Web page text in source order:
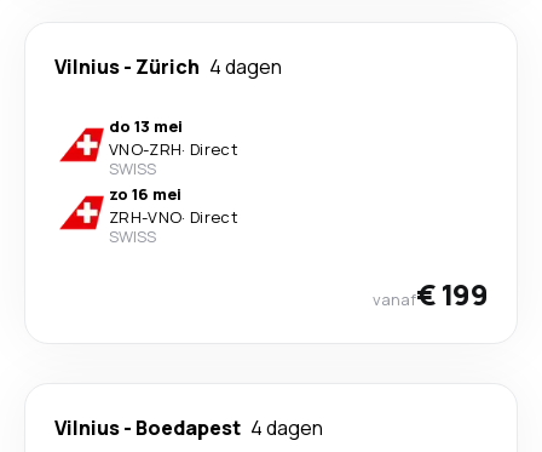
Vilnius- Zürich 4 dagen
do 13 mei
VNO-ZRH· Direct
SWISS
zo 16 mei
ZRH-VNO· Direct
SWISS
vanaf€ 199
Vilnius- Boedapest 4 dagen